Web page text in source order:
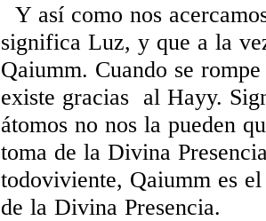
Y así como nos
significa Luz, y que a la
Qaiumm. Cuando se
existe gracias al Hayy.
átomos no nos la pueden
toma de la Divina
todoviviente, Qaiumm es
de la Divina Presencia.